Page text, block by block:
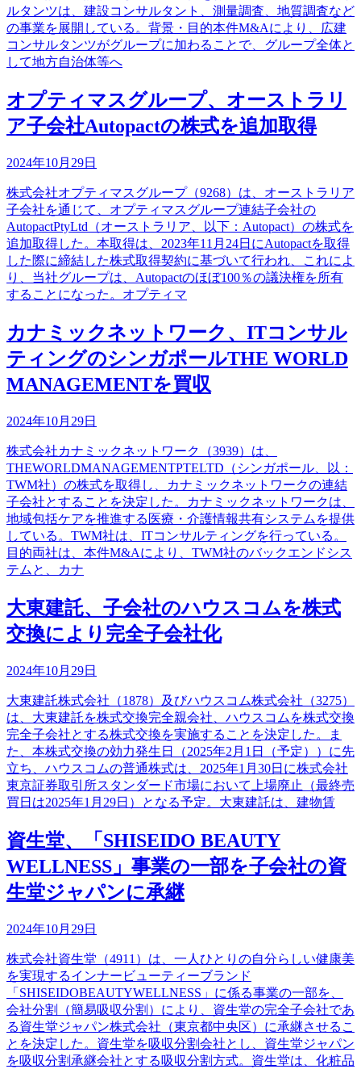
ルタンツは、建設コンサルタント、測量調査、地質調査など
の事業を展開している。背景・目的本件M&Aにより、広建
コンサルタンツがグループに加わることで、グループ全体と
して地方自治体等へ
オプティマスグループ、オーストラリ
ア子会社Autopactの株式を追加取得
2024年10月29日
株式会社オプティマスグループ（9268）は、オーストラリア
子会社を通じて、オプティマスグループ連結子会社の
AutopactPtyLtd（オーストラリア、以下：Autopact）の株式を
追加取得した。本取得は、2023年11月24日にAutopactを取得
した際に締結した株式取得契約に基づいて行われ、これによ
り、当社グループは、Autopactのほぼ100％の議決権を所有
することになった。オプティマ
カナミックネットワーク、ITコンサル
ティングのシンガポールTHE WORLD
MANAGEMENTを買収
2024年10月29日
株式会社カナミックネットワーク（3939）は、
THEWORLDMANAGEMENTPTELTD（シンガポール、以：
TWM社）の株式を取得し、カナミックネットワークの連結
子会社とすることを決定した。カナミックネットワークは、
地域包括ケアを推進する医療・介護情報共有システムを提供
している。TWM社は、ITコンサルティングを行っている。
目的両社は、本件M&Aにより、TWM社のバックエンドシス
テムと、カナ
大東建託、子会社のハウスコムを株式
交換により完全子会社化
2024年10月29日
大東建託株式会社（1878）及びハウスコム株式会社（3275）
は、大東建託を株式交換完全親会社、ハウスコムを株式交換
完全子会社とする株式交換を実施することを決定した。ま
た、本株式交換の効力発生日（2025年2月1日（予定））に先
立ち、ハウスコムの普通株式は、2025年1月30日に株式会社
東京証券取引所スタンダード市場において上場廃止（最終売
買日は2025年1月29日）となる予定。大東建託は、建物賃
資生堂、「SHISEIDO BEAUTY
WELLNESS」事業の一部を子会社の資
生堂ジャパンに承継
2024年10月29日
株式会社資生堂（4911）は、一人ひとりの自分らしい健康美
を実現するインナービューティーブランド
「SHISEIDOBEAUTYWELLNESS」に係る事業の一部を、
会社分割（簡易吸収分割）により、資生堂の完全子会社であ
る資生堂ジャパン株式会社（東京都中央区）に承継させるこ
とを決定した。資生堂を吸収分割会社とし、資生堂ジャパン
を吸収分割承継会社とする吸収分割方式。資生堂は、化粧品